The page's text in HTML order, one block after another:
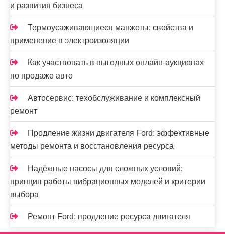
и развития бизнеса
Термоусаживающиеся манжеты: свойства и
применение в электроизоляции
Как участвовать в выгодных онлайн-аукционах
по продаже авто
Автосервис: техобслуживание и комплексный
ремонт
Продление жизни двигателя Ford: эффективные
методы ремонта и восстановления ресурса
Надёжные насосы для сложных условий:
принцип работы вибрационных моделей и критерии
выбора
Ремонт Ford: продление ресурса двигателя